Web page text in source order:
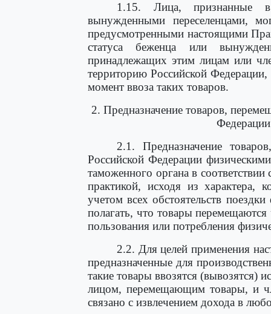
1.15. Лица, признанные
вынужденными переселенцами,
предусмотренными настоящими
статуса беженца или
принадлежащих этим лицам или
территорию Российской Федерации,
момент ввоза таких товаров.
2. Предназначение товаров,
2.1. Предназначение
Российской Федерации
таможенного органа в
практикой, исходя из характера,
учетом всех обстоятельств
полагать, что товары
пользования или потребления
2.2. Для целей применения
предназначенные для
такие товары ввозятся (вывозятся)
лицом, перемещающим товары, и
связано с извлечением дохода в